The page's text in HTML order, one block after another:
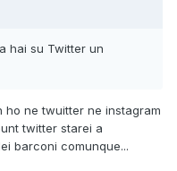
hai su Twitter un
ho ne twuitter ne instagram
twitter starei a
barconi comunque...